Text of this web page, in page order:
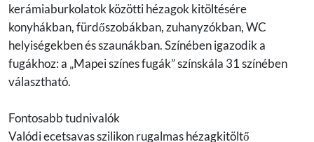
kerámiaburkolatok közötti hézagok kitöltésére
konyhákban, fürdőszobákban, zuhanyzókban, WC
helyiségekben és szaunákban. Színében igazodik a
fugákhoz: a „Mapei színes fugák” színskála 31 színében
választható.
Fontosabb tudnivalók
Valódi ecetsavas szilikon rugalmas hézagkitöltő